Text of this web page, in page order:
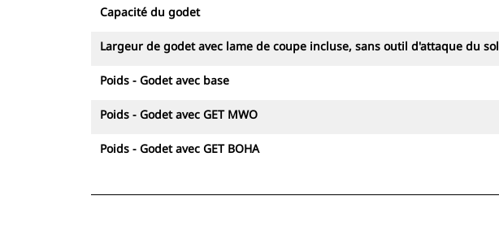
Capacité du godet
Largeur de godet avec lame de coupe incluse, sans outil d'attaque du sol
Poids - Godet avec base
Poids - Godet avec GET MWO
Poids - Godet avec GET BOHA